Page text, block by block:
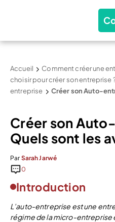
Accueil Comment créer une
choisir pour créer son entreprise
entreprise
Créer son Auto-
Créer son
Quels sont les
Par Sarah Jarwé
0
Introduction
L’auto-entreprise est une
régime de la micro-entreprise